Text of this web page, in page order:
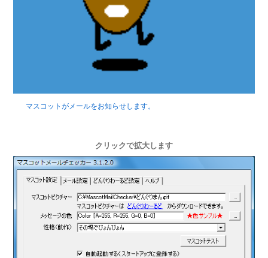
マスコットがメールをお知らせします。
クリックで拡大します